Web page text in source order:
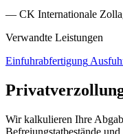
— CK Internationale
Verwandte Leistungen
Einfuhrabfertigung
Wir kalkulieren Ihre
Befreiungstatbestände